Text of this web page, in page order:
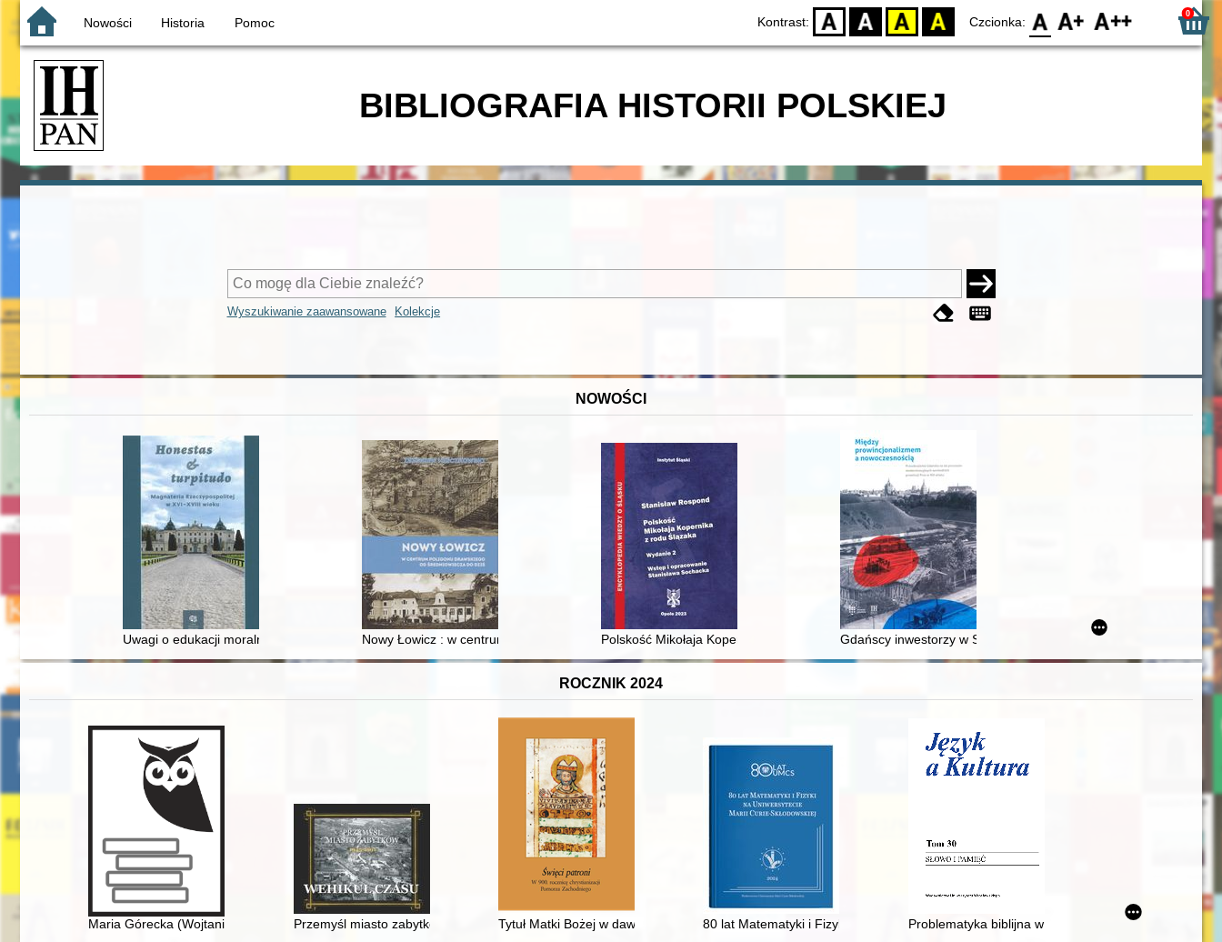
Nowości Historia Pomoc Kontrast: D BW YB BY Czcionka: F0 F1 F2 0
BIBLIOGRAFIA HISTORII POLSKIEJ
Wyszukiwanie zaawansowane Kolekcje
NOWOŚCI
Uwagi o edukacji moralnej synów szlacheckich w XVI-wiecznej Rzeczypospolitej
Nowy Łowicz : w centrum poligonu drawskiego od średniowiecza do dziś
Polskość Mikołaja Kopernika z rodu ŚlązakaGdańscy inwestorzy w Sopocie : prestiż finansowy i towarzyski
ROCZNIK 2024
Maria Górecka (Wojtania) - Juzistka : historia ze Skierniewicami w tle
Przemyśl miasto zabytków 1945-1991 : wehikuł czasuTytuł Matki Bożej w dawnej polskiej pieśni religijnej80 lat Matematyki i Fizyki na Uniwersytecie Marii Curie-Skłodowskiej : praca zbiorowa
Problematyka biblijna w 'Katechizmie nieświeskim'